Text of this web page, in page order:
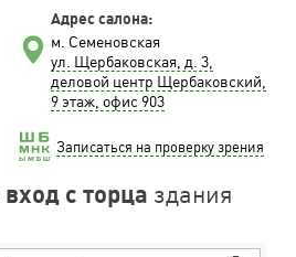
Адрес салона:
м. Семеновская
ул. Щербаковская, д. 3,
деловой центр Щербаковский,
9 этаж, офис 903
Записаться на проверку зрения
вход с торца здания